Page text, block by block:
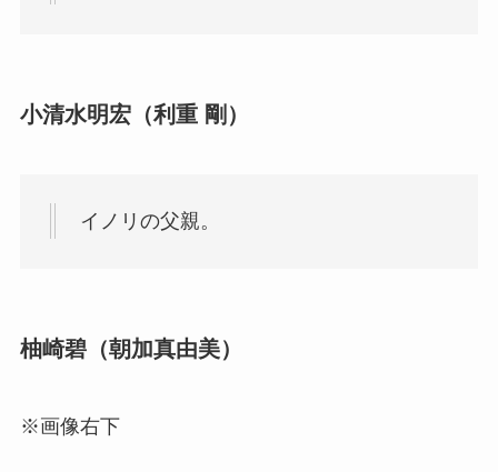
小清水明宏（利重 剛）
イノリの父親。
柚崎碧（朝加真由美）
※画像右下